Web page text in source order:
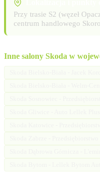
Przy trasie S2 (węzeł
centrum handlowego
Inne salony Skoda w